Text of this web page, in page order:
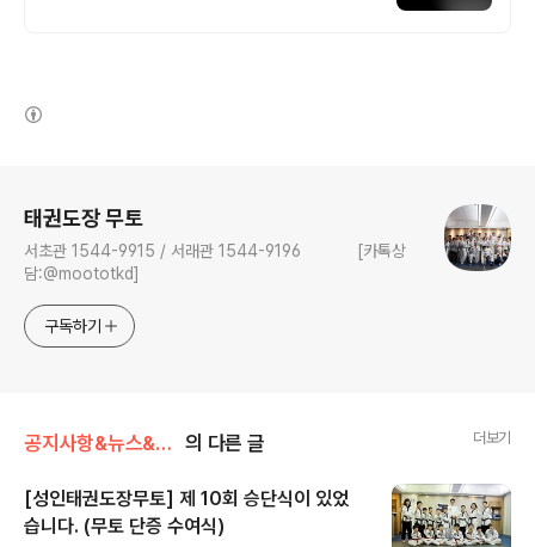
태권도장 무토
서초관 1544-9915 / 서래관 1544-9196 [카톡상
담:@moototkd]
구독하기
공지사항&뉴스&행사/행사/대회 의 다른 글 더보기
[성인태권도장무토] 제 10회 승단식이 있었
습니다. (무토 단증 수여식)